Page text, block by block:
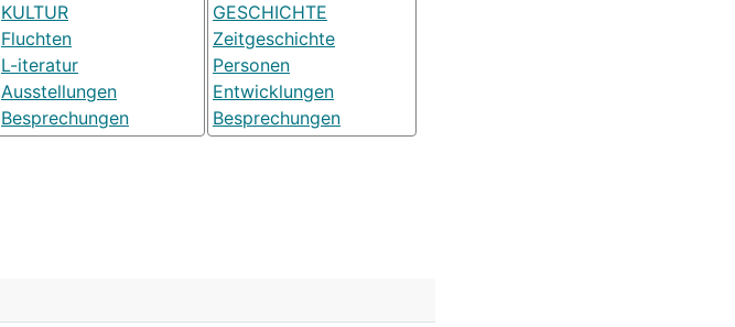
KULTUR
Fluchten
L-iteratur
Ausstellungen
Besprechungen
GESCHICHTE
Zeitgeschichte
Personen
Entwicklungen
Besprechungen